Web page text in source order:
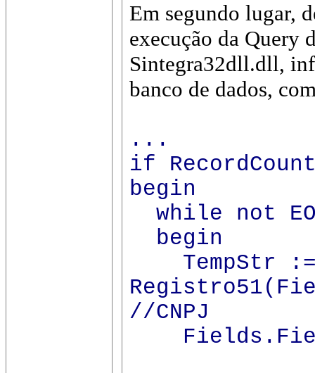
Em segundo lugar,
execução da Query
Sintegra32dll.dll,
banco de dados,
...
if
begin
while not
begin
TempStr
//CNPJ